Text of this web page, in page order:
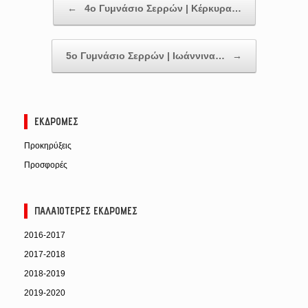
←
4ο Γυμνάσιο Σερρών | Κέρκυρα…
5ο Γυμνάσιο Σερρών | Ιωάννινα… →
ΕΚΔΡΟΜΈΣ
Προκηρύξεις
Προσφορές
ΠΑΛΑΙΌΤΕΡΕΣ ΕΚΔΡΟΜΈΣ
2016-2017
2017-2018
2018-2019
2019-2020